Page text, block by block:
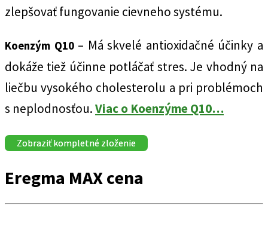
zlepšovať fungovanie cievneho systému.
Koenzým Q10– Má skvelé antioxidačné účinky a
dokáže tiež účinne potláčať stres. Je vhodný na
liečbu vysokého cholesterolu a pri problémoch
s neplodnosťou.Viac o Koenzýme Q10…
Zobraziť kompletné zloženie
Eregma MAX cena